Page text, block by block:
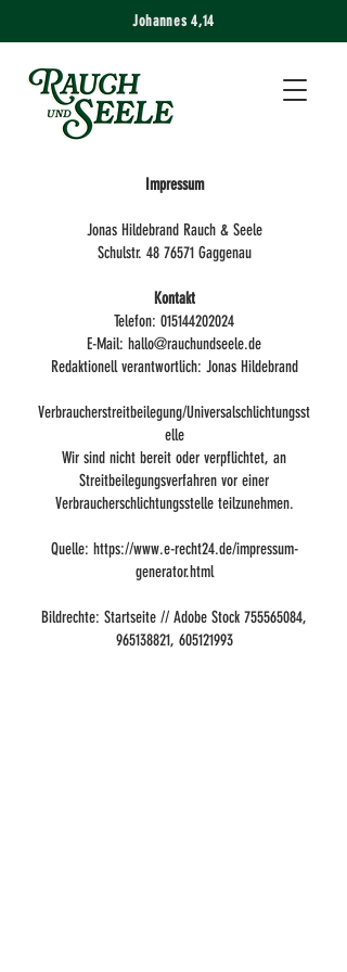
Johannes 4,14
Impressum
Jonas Hildebrand Rauch & Seele
Schulstr. 48 76571Gaggenau
Kontakt
Telefon: 015144202024
E-Mail: hallo@rauchundseele.de
Redaktionell verantwortlich: Jonas Hildebrand
Verbraucherstreitbeilegung/Universalschlichtungsst
elle
Wir sind nicht bereit oder verpflichtet, an
Streitbeilegungsverfahren vor einer
Verbraucherschlichtungsstelle teilzunehmen.
Quelle: https://www.e-recht24.de/impressum-
generator.html
Bildrechte: Startseite // Adobe Stock 755565084,
965138821, 605121993